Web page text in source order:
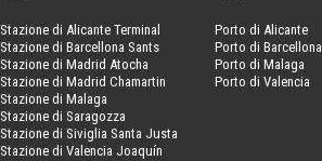
Stazione di Alicante Terminal
Stazione di Barcellona Sants
Stazione di Madrid Atocha
Stazione di Madrid Chamartin
Stazione di Malaga
Stazione di Saragozza
Stazione di Siviglia Santa Justa
Stazione di Valencia Joaquín
Porto di Alicante
Porto di Barcellona
Porto di Malaga
Porto di Valencia